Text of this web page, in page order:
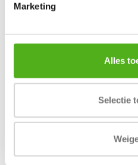
Marketing
Alles
Selectie
Chubbsafes Senator Kluis
G1-30-EL-30